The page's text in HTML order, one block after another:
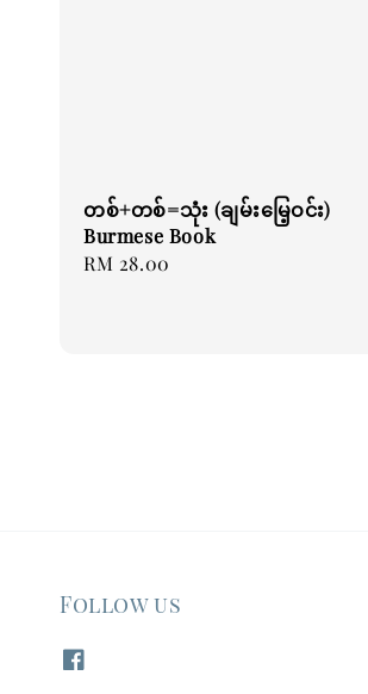
တစ်+တစ်=သုံး (ချမ်းမြေ့ဝင်း)
Burmese Book
Regular
RM 28.00
Follow us